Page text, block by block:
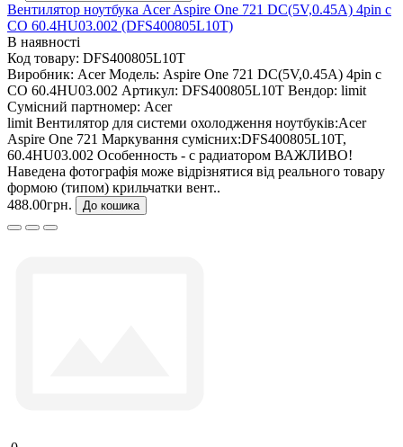
Вентилятор ноутбука Acer Aspire One 721 DC(5V,0.45A) 4pin c
СО 60.4HU03.002 (DFS400805L10T)
В наявності
Код товару: DFS400805L10T
Виробник: Acer Модель: Aspire One 721 DC(5V,0.45A) 4pin c
СО 60.4HU03.002 Артикул: DFS400805L10T Вендор: limit
Сумісний партномер: Acer
limit Вентилятор для системи охолодження ноутбуків:Acer
Aspire One 721 Маркування сумісних:DFS400805L10T,
60.4HU03.002 Особенность - с радиатором ВАЖЛИВО!
Наведена фотографія може відрізнятися від реального товару
формою (типом) крильчатки вент..
488.00грн.
До кошика